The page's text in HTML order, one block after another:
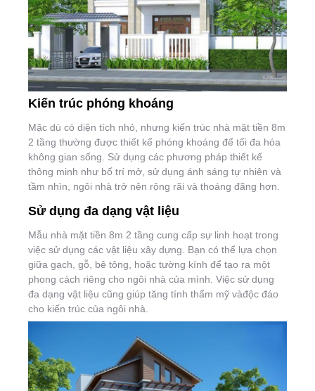
Kiến trúc phóng khoáng
Mặc dù có diện tích nhỏ, nhưng kiến trúc nhà mặt tiền 8m
2 tầng thường được thiết kế phóng khoáng để tối đa hóa
không gian sống. Sử dụng các phương pháp thiết kế
thông minh như bố trí mở, sử dụng ánh sáng tự nhiên và
tầm nhìn, ngôi nhà trở nên rộng rãi và thoáng đãng hơn.
Sử dụng đa dạng vật liệu
Mẫu nhà mặt tiền 8m 2 tầng cung cấp sự linh hoạt trong
việc sử dụng các vật liệu xây dựng. Bạn có thể lựa chọn
giữa gạch, gỗ, bê tông, hoặc tường kính để tạo ra một
phong cách riêng cho ngôi nhà của mình. Việc sử dụng
đa dạng vật liệu cũng giúp tăng tính thẩm mỹ vàđộc đáo
cho kiến trúc của ngôi nhà.